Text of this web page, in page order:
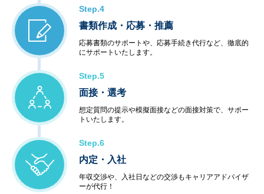
Step.4
書類作成・応募・推薦
応募書類のサポートや、応募手続き代行など、徹底的
にサポートいたします。
Step.5
面接・選考
想定質問の提示や模擬面接などの面接対策で、サポー
トいたします。
Step.6
内定・入社
年収交渉や、入社日などの交渉もキャリアアドバイザ
ーが代行！